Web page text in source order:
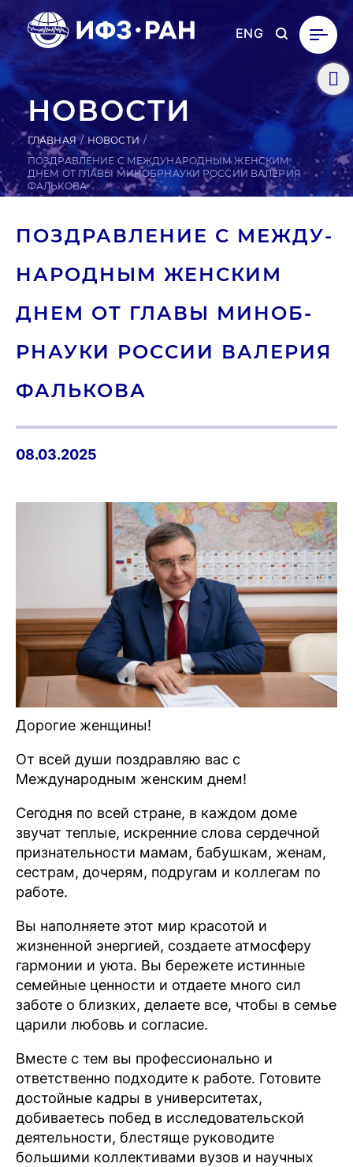
ENG
НОВОСТИ
ГЛАВНАЯ
НОВОСТИ
ПОЗДРАВЛЕНИЕ С МЕЖДУНАРОДНЫМ ЖЕНСКИМ
ДНЕМ ОТ ГЛАВЫ МИНОБРНАУКИ РОССИИ ВАЛЕРИЯ
ФАЛЬКОВА
ПОЗ­ДРАВ­ЛЕ­НИЕ С МЕЖ­ДУ­
НАРОД­НЫМ ЖЕНСКИМ
ДНЕМ ОТ ГЛАВЫ МИ­НОБ­
РНА­УКИ РОССИИ ВАЛЕРИЯ
ФАЛЬ­КО­ВА
08.03.2025
Дорогие женщины!
От всей души поздравляю вас с
Международным женским днем!
Сегодня по всей стране, в каждом доме
звучат теплые, искренние слова сердечной
признательности мамам, бабушкам, женам,
сестрам, дочерям, подругам и коллегам по
работе.
Вы наполняете этот мир красотой и
жизненной энергией, создаете атмосферу
гармонии и уюта. Вы бережете истинные
семейные ценности и отдаете много сил
заботе о близких, делаете все, чтобы в семье
царили любовь и согласие.
Вместе с тем вы профессионально и
ответственно подходите к работе. Готовите
достойные кадры в университетах,
добиваетесь побед в исследовательской
деятельности, блестяще руководите
большими коллективами вузов и научных